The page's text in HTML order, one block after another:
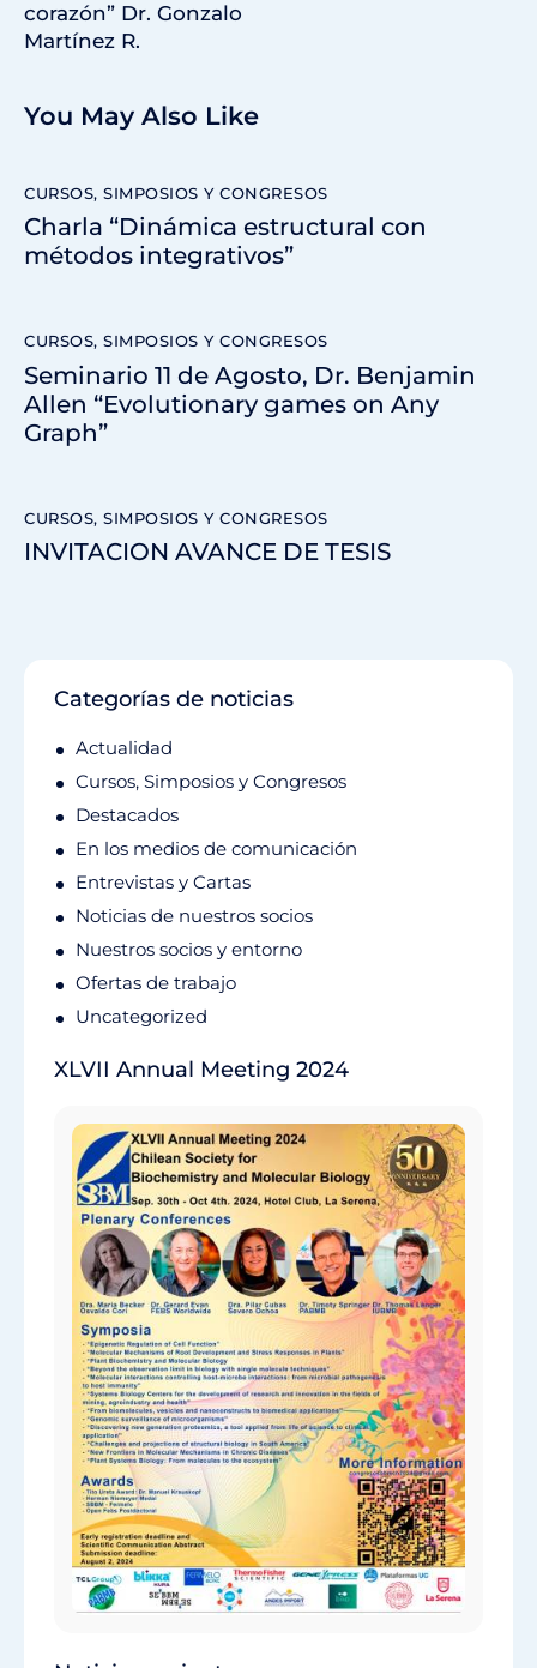
corazón” Dr. Gonzalo
Martínez R.
You May Also Like
CURSOS, SIMPOSIOS Y CONGRESOS
Charla “Dinámica estructural con
métodos integrativos”
CURSOS, SIMPOSIOS Y CONGRESOS
Seminario 11 de Agosto, Dr. Benjamin
Allen “Evolutionary games on Any
Graph”
CURSOS, SIMPOSIOS Y CONGRESOS
INVITACION AVANCE DE TESIS
Categorías de noticias
Actualidad
Cursos, Simposios y Congresos
Destacados
En los medios de comunicación
Entrevistas y Cartas
Noticias de nuestros socios
Nuestros socios y entorno
Ofertas de trabajo
Uncategorized
XLVII Annual Meeting 2024